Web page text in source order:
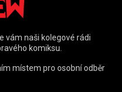
vám naši kolegové rádi
komiksu.
místem pro osobní odběr